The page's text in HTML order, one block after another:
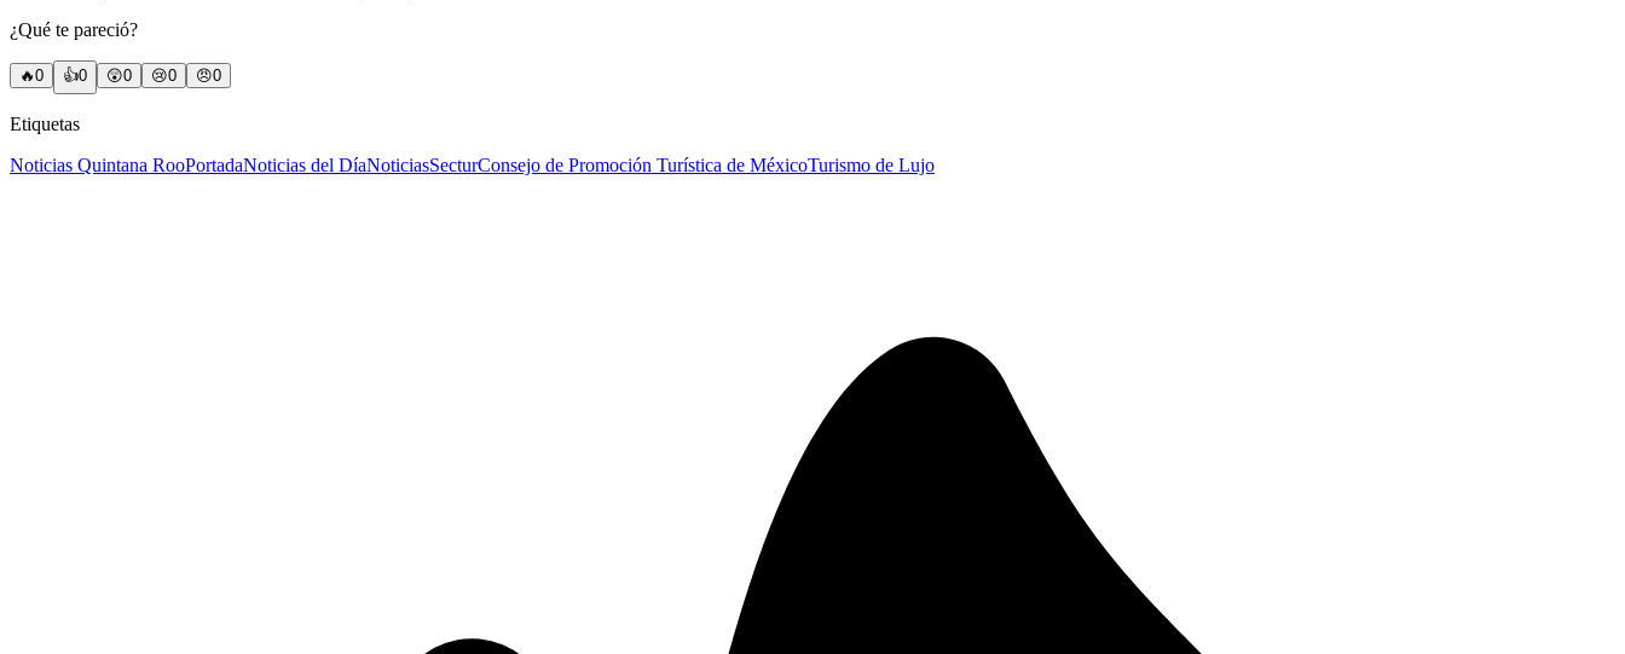
¿Qué te pareció?
🔥0 👍0 😲0 😢0 😠0
Etiquetas
Noticias Quintana RooPortadaNoticias del DíaNoticiasSecturConsejo de Promoción Turística de MéxicoTurismo de Lujo